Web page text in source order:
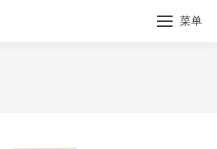
菜单